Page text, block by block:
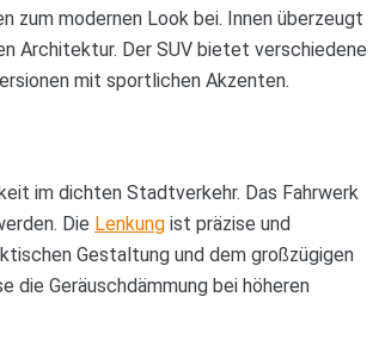
zum modernen Look bei. Innen überzeugt
Architektur. Der SUV bietet verschiedene
mit sportlichen Akzenten.
im dichten Stadtverkehr. Das Fahrwerk
Die Lenkung ist präzise und
Gestaltung und dem großzügigen
die Geräuschdämmung bei höheren